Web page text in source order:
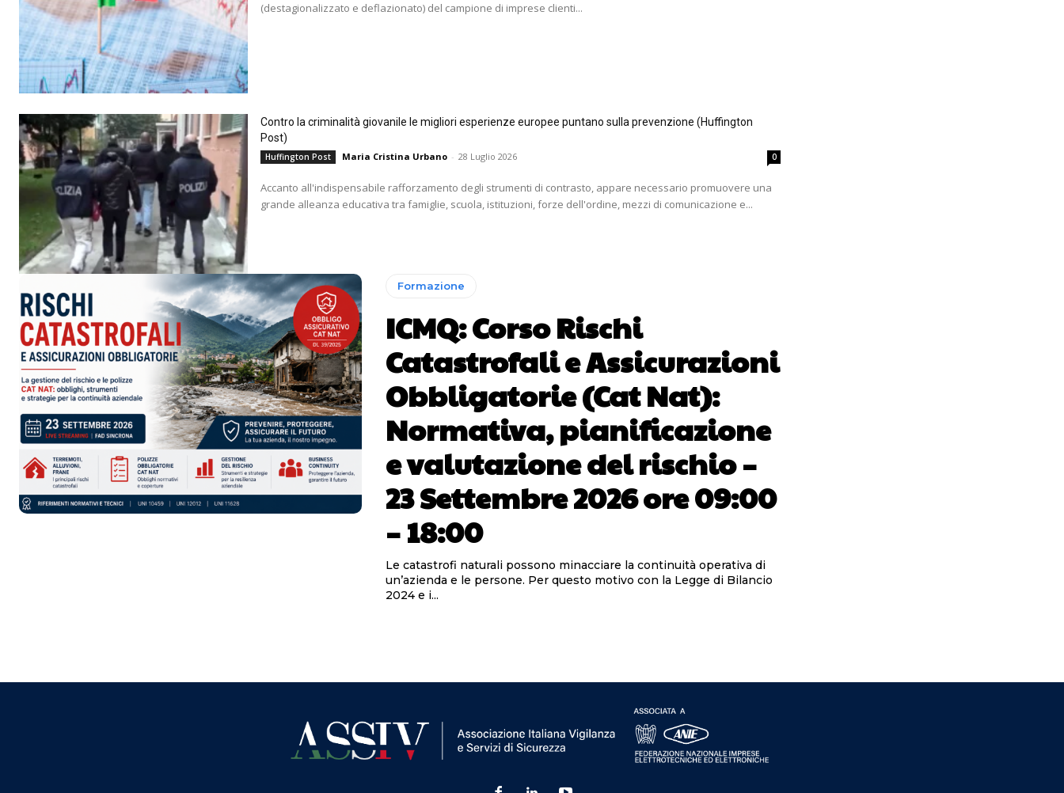
(destagionalizzato e deflazionato) del campione di imprese clienti...
Contro la criminalità giovanile le migliori esperienze europee puntano sulla prevenzione (Huffington
Post)
Huffington Post Maria Cristina Urbano - 28 Luglio 2026 0
Accanto all'indispensabile rafforzamento degli strumenti di contrasto, appare necessario promuovere una
grande alleanza educativa tra famiglie, scuola, istituzioni, forze dell'ordine, mezzi di comunicazione e...
Formazione
ICMQ: Corso Rischi
Catastrofali e Assicurazioni
Obbligatorie (Cat Nat):
Normativa, pianificazione
e valutazione del rischio –
23 Settembre 2026 ore 09:00
– 18:00
Le catastrofi naturali possono minacciare la continuità operativa di
un’azienda e le persone. Per questo motivo con la Legge di Bilancio
2024 e i...